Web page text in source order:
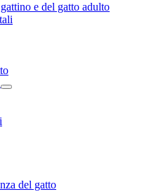
e del gatto adulto
del gatto